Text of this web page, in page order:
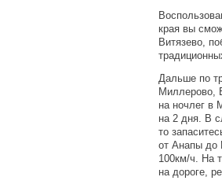
края вы
Витязево,
Дальше по
Миллерово,
на ночлег в
на 2 дня. В
то
от Анапы до
100км/ч. На
на дороге,